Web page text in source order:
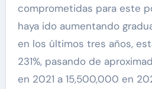
comprometidas para este
haya ido aumentando
en los últimos tres años,
231%, pasando de
en 2021 a 15,500,000 en